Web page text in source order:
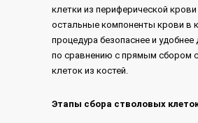
клетки из периферической
остальные компоненты крови в
процедура безопаснее и удобнее
по сравнению с прямым сбором
клеток из костей.
Этапы сбора стволовых